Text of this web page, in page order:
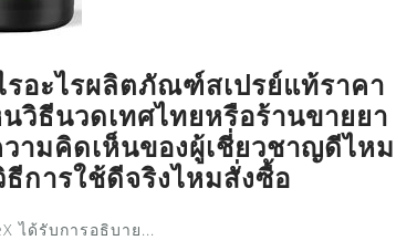
อะไรผลิตภัณฑ์สเปรย์แท้ราคา
วิธีนวดเทศไทยหรือร้านขายยา
วามคิดเห็นของผู้เชี่ยวชาญดีไหม
การใช้ดีจริงไหมสั่งซื้อ
ได้รับการอธิบาย...